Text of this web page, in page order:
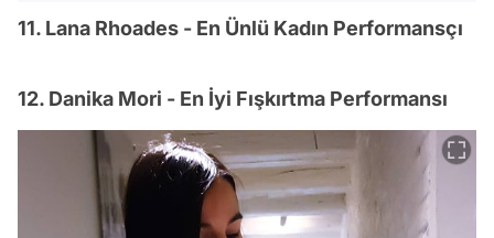
11. Lana Rhoades - En Ünlü Kadın Performansçı
12. Danika Mori - En İyi Fışkırtma Performansı